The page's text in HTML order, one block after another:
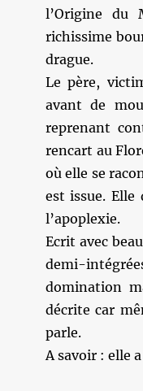
l’Origine du
richissime
drague.
Le père,
avant de
reprenant
rencart au
où elle se
est issue. Elle
l’apoplexie.
Ecrit avec
demi-
domination
décrite car
parle.
A savoir : elle